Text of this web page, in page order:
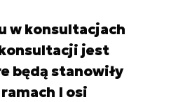
w konsultacjach
konsultacji jest
będą stanowiły
I osi